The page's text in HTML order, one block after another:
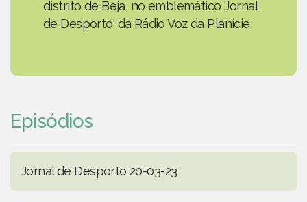
distrito de Beja, no emblemático 'Jornal
de Desporto' da Rádio Voz da Planície.
Episódios
Jornal de Desporto 20-03-23